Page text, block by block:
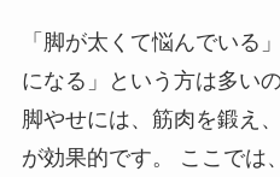
「脚が太くて悩んでいる
になる」という方は多い
脚やせには、筋肉を鍛え
が効果的です。 ここでは